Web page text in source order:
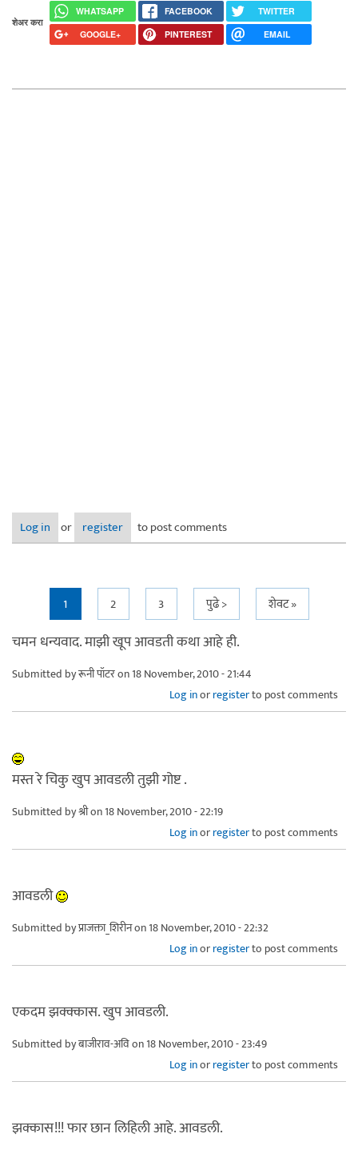
शेअर करा
WHATSAPP FACEBOOK
TWITTER
GOOGLE+
PINTEREST EMAIL
Log in or register to post comments
Pages
1 2 3 पुढे > शेवट »
चमन धन्यवाद. माझी खूप आवडती कथा आहे ही.
Submitted byरूनी पॉटरon 18 November, 2010 - 21:44
Log inorregisterto post comments
मस्त रे चिकु खुप आवडली तुझी गोष्ट .
Submitted byश्रीon 18 November, 2010 - 22:19
Log inorregisterto post comments
आवडली
Submitted byप्राजक्ता_शिरीनon 18 November, 2010 - 22:32
Log inorregisterto post comments
एकदम झक्क्कास. खुप आवडली.
Submitted byबाजीराव-अविon 18 November, 2010 - 23:49
Log inorregisterto post comments
झक्कास!!! फार छान लिहिली आहे. आवडली.